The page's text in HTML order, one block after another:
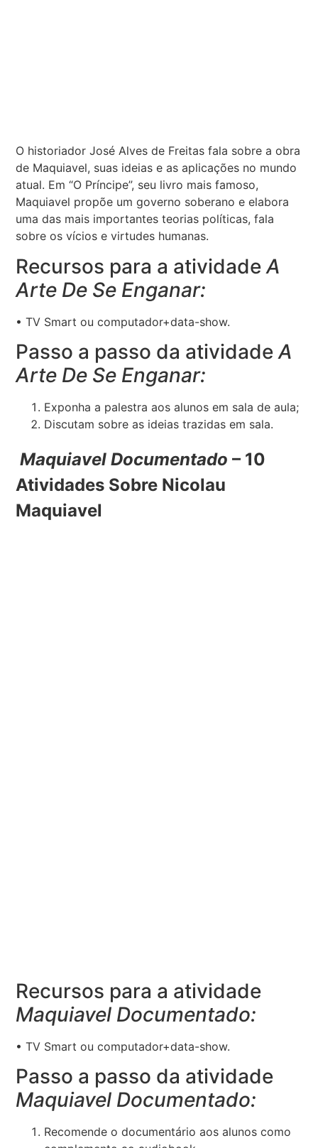
O historiador José Alves de Freitas fala sobre a obra
de Maquiavel, suas ideias e as aplicações no mundo
atual. Em “O Príncipe”, seu livro mais famoso,
Maquiavel propõe um governo soberano e elabora
uma das mais importantes teorias políticas, fala
sobre os vícios e virtudes humanas.
Recursos para a atividadeA
Arte De Se Enganar:
• TV Smart ou computador+data-show.
Passo a passo da atividadeA
Arte De Se Enganar:
Exponha a palestra aos alunos em sala de aula;
Discutam sobre as ideias trazidas em sala.
Maquiavel Documentado – 10
Atividades Sobre Nicolau
Maquiavel
Recursos para a atividade
Maquiavel Documentado:
• TV Smart ou computador+data-show.
Passo a passo da atividade
Maquiavel Documentado:
Recomende o documentário aos alunos como